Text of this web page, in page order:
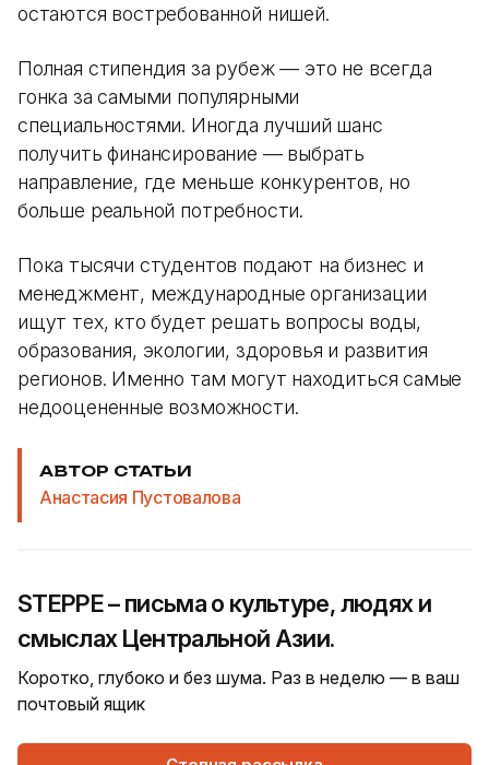
остаются востребованной нишей.
Полная стипендия за рубеж — это не всегда
гонка за самыми популярными
специальностями. Иногда лучший шанс
получить финансирование — выбрать
направление, где меньше конкурентов, но
больше реальной потребности.
Пока тысячи студентов подают на бизнес и
менеджмент, международные организации
ищут тех, кто будет решать вопросы воды,
образования, экологии, здоровья и развития
регионов. Именно там могут находиться самые
недооцененные возможности.
АВТОР СТАТЬИ
Анастасия Пустовалова
STEPPE – письма о культуре, людях и
смыслах Центральной Азии.
Коротко, глубоко и без шума. Раз в неделю — в ваш
почтовый ящик